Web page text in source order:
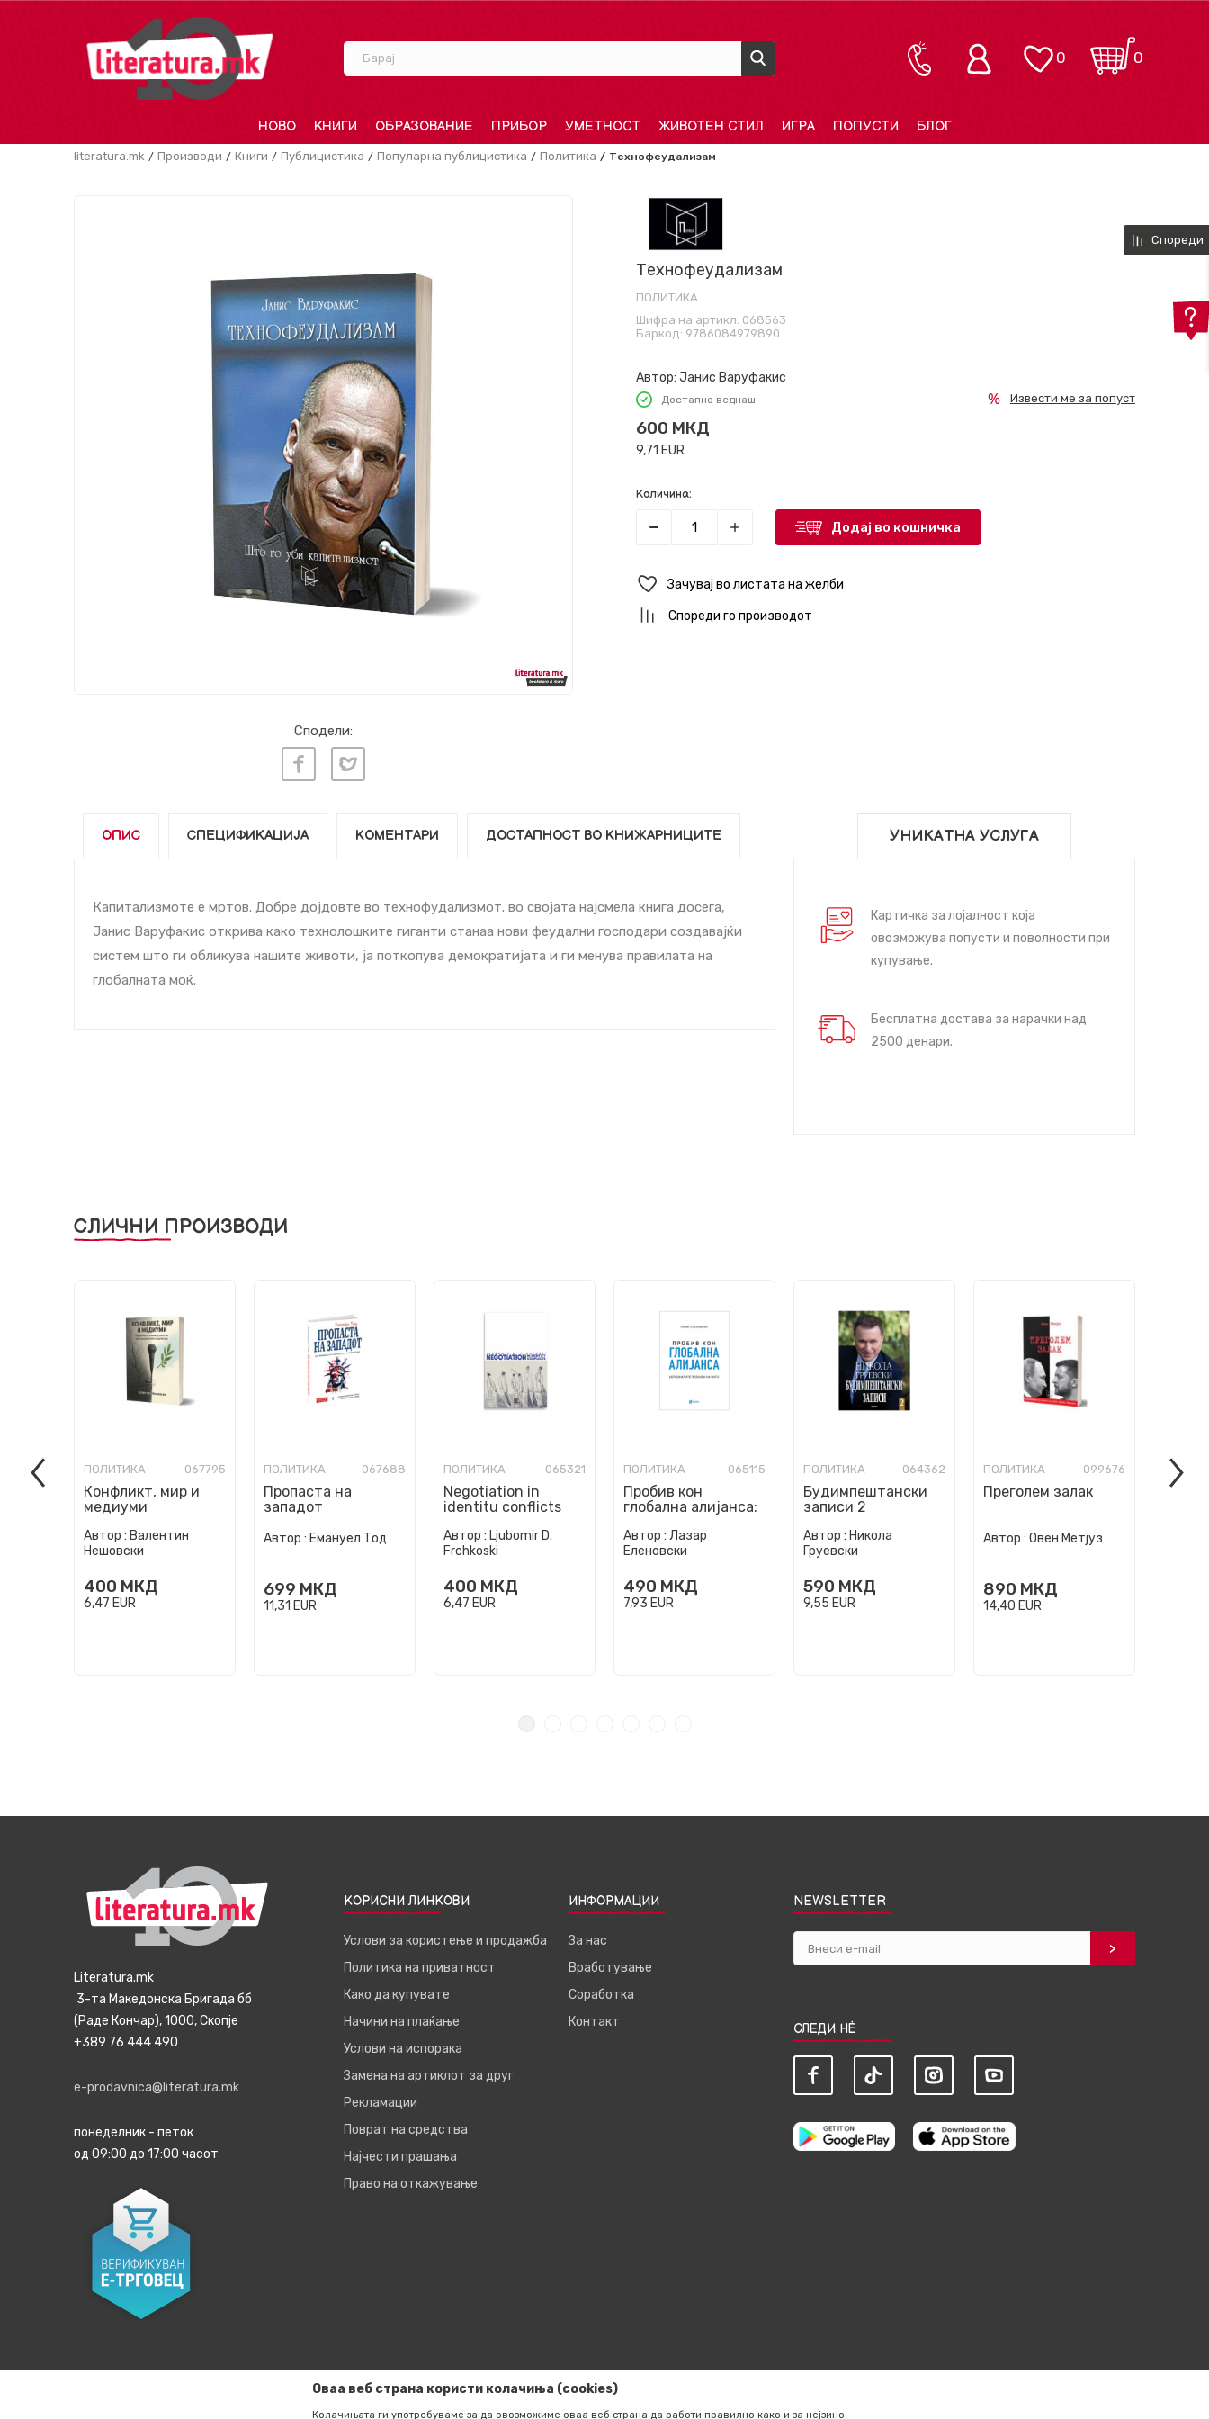
Барај 0
0
НОВО КНИГИ ОБРАЗОВАНИЕ ПРИБОР УМЕТНОСТ ЖИВОТЕН СТИЛ ИГРА ПОПУСТИ БЛОГ
literatura.mk Производи Книги Публицистика Популарна публицистика Политика Технофеудализам
Сподели:
Технофеудализам
ПОЛИТИКА
Шифра на артикл: 068563
Баркод: 9786084979890
Автор: Јанис Варуфакис
Достапно веднаш
600 МКД
9,71 EUR
Извести ме за попуст
Количина:
Додај во кошничка
Зачувај во листата на желби
Спореди го производот
ОПИС СПЕЦИФИКАЦИЈА КОМЕНТАРИ ДОСТАПНОСТ ВО КНИЖАРНИЦИТЕ
Капитализмоте е мртов. Добре дојдовте во технофудализмот. во својата најсмела книга досега,
Јанис Варуфакис открива како технолошките гиганти станаа нови феудални господари создавајќи
систем што ги обликува нашите животи, ја поткопува демократијата и ги менува правилата на
глобалната моќ.
УНИКАТНА УСЛУГА
Картичка за лојалност која
овозможува попусти и поволности при
купување.
Бесплатна достава за нарачки над
2500 денари.
СЛИЧНИ ПРОИЗВОДИ
ПОЛИТИКА 067795
Конфликт, мир и
медиуми
Автор : Валентин
Нешовски
400 МКД
6,47 EUR
ПОЛИТИКА 067688
Пропаста на
западот
Автор : Емануел Тод
699 МКД
11,31 EUR
ПОЛИТИКА 065321
Negotiation in
identitu conflicts
Автор : Ljubomir D.
Frchkoski
400 МКД
6,47 EUR
ПОЛИТИКА 065115
Пробив кон
глобална алијанса:
познати на НАТО
Автор : Лазар
Еленовски
490 МКД
7,93 EUR
ПОЛИТИКА 064362
Будимпештански
записи 2
Автор : Никола
Груевски
590 МКД
9,55 EUR
ПОЛИТИКА 099676
Преголем залак
Автор : Овен Метјуз
890 МКД
14,40 EUR
Спореди
Literatura.mk
3-та Македонска Бригада бб
(Раде Кончар), 1000, Скопје
+389 76 444 490
e-prodavnica@literatura.mk
понеделник - петок
од 09:00 до 17:00 часот
КОРИСНИ ЛИНКОВИ
Услови за користење и продажба
Политика на приватност
Како да купувате
Начини на плаќање
Услови на испорака
Замена на артиклот за друг
Рекламации
Поврат на средства
Најчести прашања
Право на откажување
ИНФОРМАЦИИ
За нас
Вработување
Соработка
Контакт
NEWSLETTER
СЛЕДИ НЀ
Оваа веб страна користи колачиња (cookies)
Колачињата ги употребуваме за да овозможиме оваа веб страна да работи правилно како и за нејзино